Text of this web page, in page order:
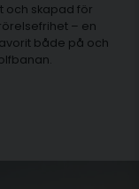
och skapad för
– en
både på och